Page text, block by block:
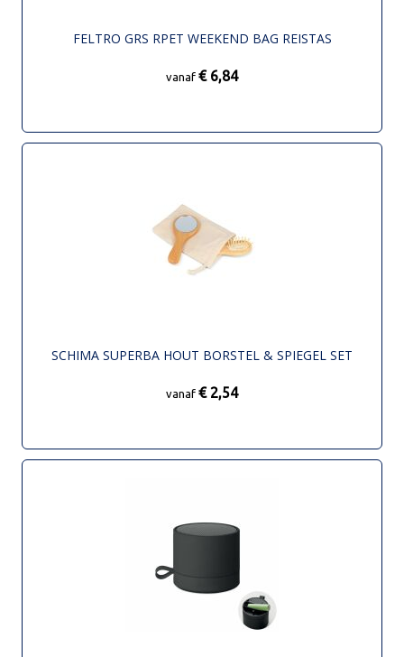
FELTRO GRS RPET WEEKEND BAG REISTAS
vanaf € 6,84
SCHIMA SUPERBA HOUT BORSTEL & SPIEGEL SET
vanaf € 2,54